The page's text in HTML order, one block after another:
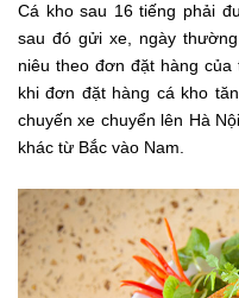
Cá kho sau 16 tiếng phải
sau đó gửi xe, ngày
niêu theo đơn đặt hàng
khi đơn đặt hàng cá kho
chuyến xe chuyển lên Hà
khác từ Bắc vào Nam.